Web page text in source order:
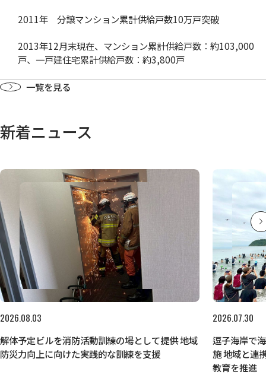
2011年 分譲マンション累計供給戸数10万戸突破
2013年12月末現在、マンション累計供給戸数：約103,000
戸、一戸建住宅累計供給戸数：約3,800戸
一覧を見る
新着ニュース
2026.08.03
解体予定ビルを消防活動訓練の場として提供 地域
防災力向上に向けた実践的な訓練を支援
2026.07.30
逗子海岸で
施 地域と連
教育を推進